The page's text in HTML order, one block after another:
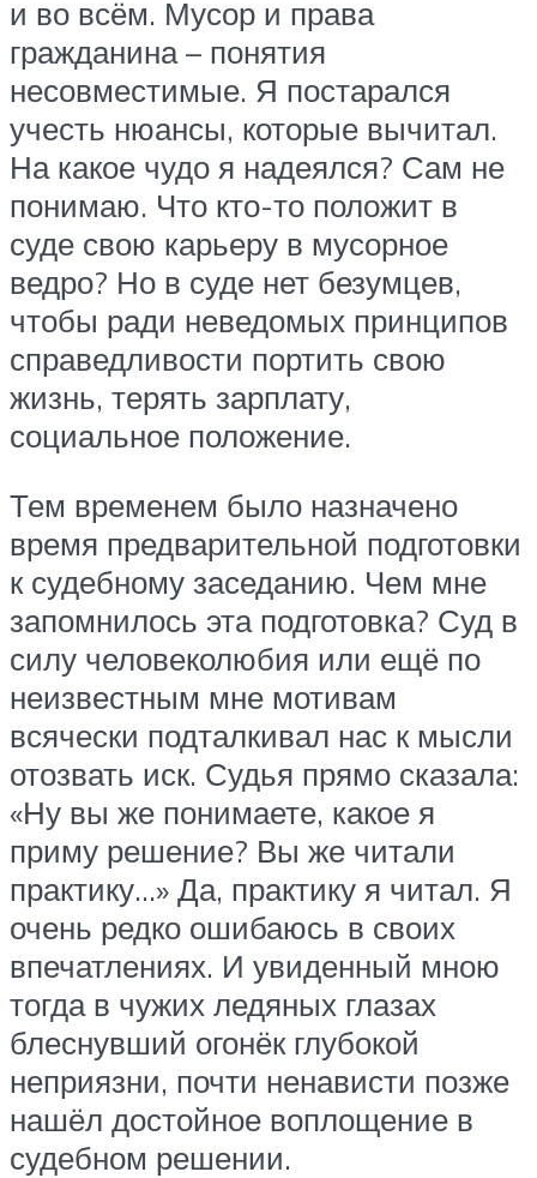
и во всём. Мусор и права
гражданина – понятия
несовместимые. Я постарался
учесть нюансы, которые вычитал.
На какое чудо я надеялся? Сам не
понимаю. Что кто-то положит в
суде свою карьеру в мусорное
ведро? Но в суде нет безумцев,
чтобы ради неведомых принципов
справедливости портить свою
жизнь, терять зарплату,
социальное положение.
Тем временем было назначено
время предварительной подготовки
к судебному заседанию. Чем мне
запомнилось эта подготовка? Суд в
силу человеколюбия или ещё по
неизвестным мне мотивам
всячески подталкивал нас к мысли
отозвать иск. Судья прямо сказала:
«Ну вы же понимаете, какое я
приму решение? Вы же читали
практику…» Да, практику я читал. Я
очень редко ошибаюсь в своих
впечатлениях. И увиденный мною
тогда в чужих ледяных глазах
блеснувший огонёк глубокой
неприязни, почти ненависти позже
нашёл достойное воплощение в
судебном решении.